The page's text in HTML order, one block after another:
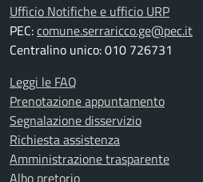
Ufficio Notifiche e ufficio URP
PEC:comune.serraricco.ge@pec.it
Centralino unico: 010 726731
Leggi le FAQ
Prenotazione appuntamento
Segnalazione disservizio
Richiesta assistenza
Amministrazione trasparente
Albo pretorio